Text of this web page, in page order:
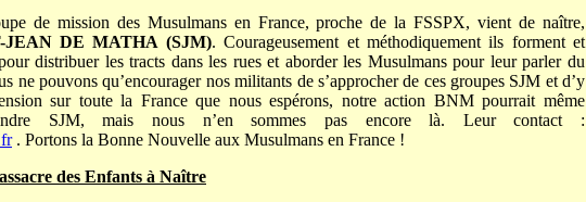
de mission des Musulmans en France, proche de la FSSPX, vient de naître,
JEAN DE MATHA (SJM). Courageusement et méthodiquement ils forment et
distribuer les tracts dans les rues et aborder les Musulmans pour leur parler du
ne pouvons qu’encourager nos militants de s’approcher de ces groupes SJM et d’y
sur toute la France que nous espérons, notre action BNM pourrait même
SJM, mais nous n’en sommes pas encore là. Leur contact :
. Portons la Bonne Nouvelle aux Musulmans en France !
des Enfants à Naître